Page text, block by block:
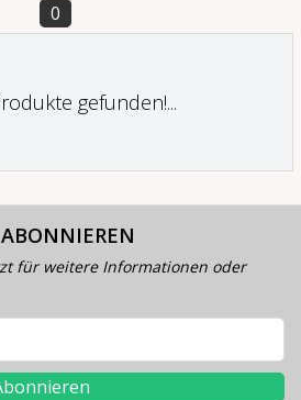
0
gefunden!...
für weitere Informationen oder